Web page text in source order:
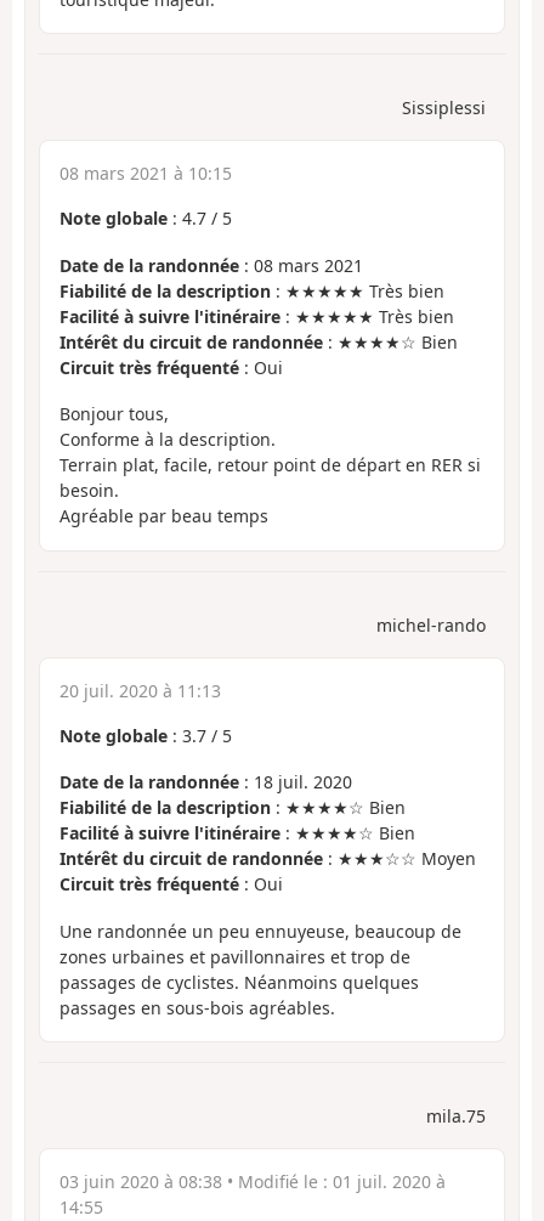
Sissiplessi
08 mars 2021 à 10:15
Note globale : 4.7 / 5
Date de la randonnée : 08 mars 2021
Fiabilité de la description : ★★★★★ Très bien
Facilité à suivre l'itinéraire : ★★★★★ Très bien
Intérêt du circuit de randonnée : ★★★★☆ Bien
Circuit très fréquenté : Oui
Bonjour tous,
Conforme à la description.
Terrain plat, facile, retour point de départ en RER si
besoin.
Agréable par beau temps
michel-rando
20 juil. 2020 à 11:13
Note globale : 3.7 / 5
Date de la randonnée : 18 juil. 2020
Fiabilité de la description : ★★★★☆ Bien
Facilité à suivre l'itinéraire : ★★★★☆ Bien
Intérêt du circuit de randonnée : ★★★☆☆ Moyen
Circuit très fréquenté : Oui
Une randonnée un peu ennuyeuse, beaucoup de
zones urbaines et pavillonnaires et trop de
passages de cyclistes. Néanmoins quelques
passages en sous-bois agréables.
mila.75
03 juin 2020 à 08:38 • Modifié le : 01 juil. 2020 à
14:55